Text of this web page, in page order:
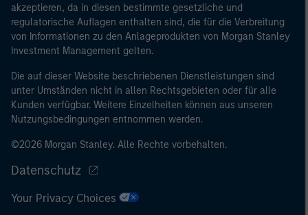
akzeptieren, da in diesen bestimmte gesetzliche und
regulatorische Auflagen enthalten sind, die für die Verbreitung
von Informationen zu den Anlageprodukten von Morgan Stanley
Investment Management gelten.
Die auf dieser Website beschriebenen Dienstleistungen sind
unter Umständen nicht in allen Rechtsgebieten oder für alle
Kunden verfügbar. Weitere Einzelheiten können aus unseren
Nutzungsbedingungen entnommen werden.
©2026 Morgan Stanley. Alle Rechte vorbehalten.
Datenschutz
Your Privacy Choices